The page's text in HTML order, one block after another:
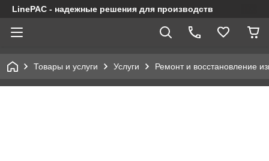
LinePAC - надежные решения для производств
Товары и услуги Услуги Ремонт и восстановление